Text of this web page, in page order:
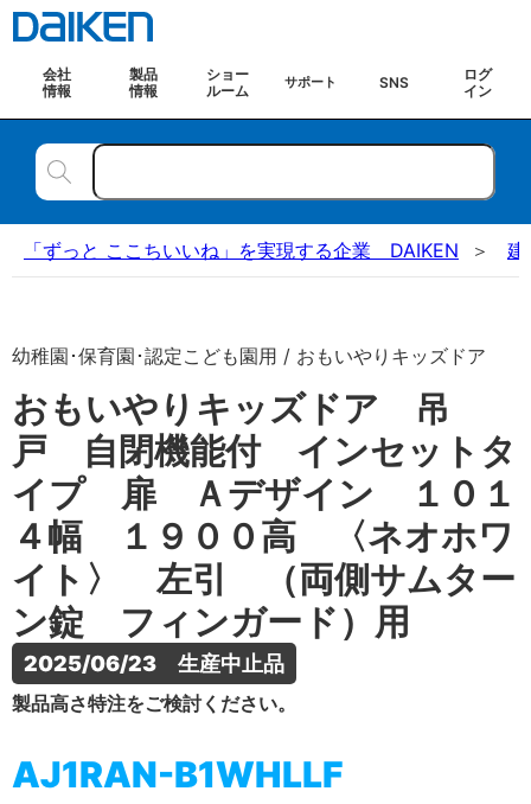
会社
情報
製品
情報
ショー
ルーム
サポート SNS
ログ
イン
「ずっと ここちいいね」を実現する企業 DAIKEN 建
幼稚園･保育園･認定こども園用 / おもいやりキッズドア
おもいやりキッズドア 吊
戸 自閉機能付 インセットタ
イプ 扉 Ａデザイン １０１
４幅 １９００高 〈ネオホワ
イト〉 左引 （両側サムター
ン錠 フィンガード）用
2025/06/23　生産中止品
製品高さ特注をご検討ください。
AJ1RAN-B1WHLLF